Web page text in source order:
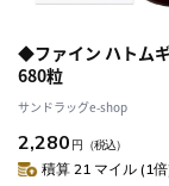
◆ファイン ハトム
680粒
サンドラッグe-shop
2,280 円 （税込）
積算 21 マイル (1